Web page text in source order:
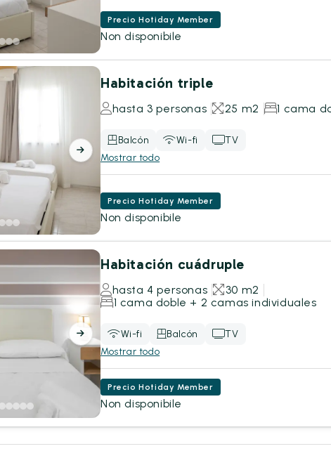
Precio Hotiday Member
Non disponibile
Habitación triple
hasta 3 personas 25 m2 1 cama
Balcón Wi-fi
TV
Mostrar todo
Precio Hotiday Member
Non disponibile
Habitación cuádruple
hasta 4 personas
30 m2
1 cama doble + 2 camas individuales
Wi-fi Balcón
TV
Mostrar todo
Precio Hotiday Member
Non disponibile